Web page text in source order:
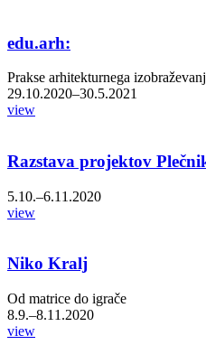
edu.arh:
Prakse arhitekturnega
29.10.2020–30.5.2021
view
Razstava projektov
5.10.–6.11.2020
view
Niko Kralj
Od matrice do igrače
8.9.–8.11.2020
view